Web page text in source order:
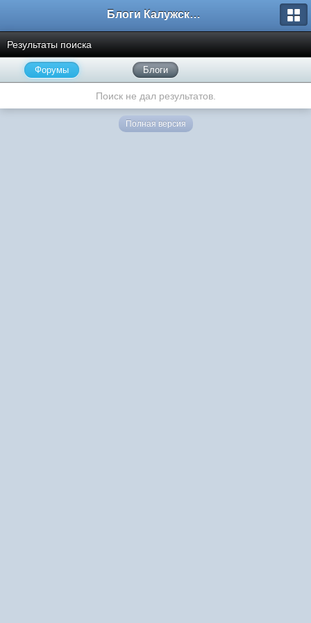
Блоги Калужского перекрестка
Результаты поиска
Форумы Блоги
Поиск не дал результатов.
Полная версия